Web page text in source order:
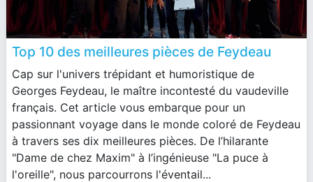
Top 10 des meilleures pièces de Feydeau
Cap sur l'univers trépidant et humoristique de
Georges Feydeau, le maître incontesté du vaudeville
français. Cet article vous embarque pour un
passionnant voyage dans le monde coloré de Feydeau
à travers ses dix meilleures pièces. De l’hilarante
"Dame de chez Maxim" à l’ingénieuse "La puce à
l'oreille", nous parcourrons l'éventail...